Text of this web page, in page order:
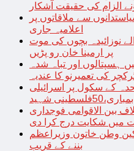
الزام کی حقیقت آشکار
سے ملاقاتوں پر
اعلامیہ جاری
نوزائیدہ بچوں کی موت
پر ارمینا خان رو پڑیں
ہسپتالوں اور تباہ شدہ
کی تعمیرنو کا عندیہ
کے سکول پر اسرائیلی
بمباری،50فلسطینی شہید
بین الاقوامی فوجداری
میں شکایت درج کرا دی
وطن خاتون وزیراعظم
بننے کے قریب